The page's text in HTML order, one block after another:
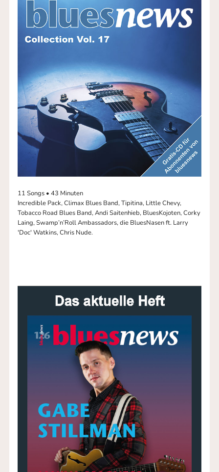
11 Songs • 43 Minuten
Incredible Pack, Climax Blues Band, Tipitina, Little Chevy,
Tobacco Road Blues Band, Andi Saitenhieb, BluesKojoten, Corky
Laing, Swamp’n’Roll Ambassadors, die BluesNasen ft. Larry
'Doc' Watkins, Chris Nude.